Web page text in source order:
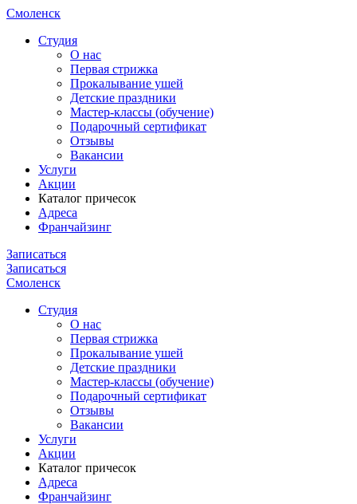
Смоленск
Cтудия
О нас
Первая стрижка
Прокалывание ушей
Детские праздники
Мастер-классы (обучение)
Подарочный сертификат
Отзывы
Вакансии
Услуги
Акции
Каталог причесок
Адреса
Франчайзинг
Записаться
Записаться
Смоленск
Cтудия
О нас
Первая стрижка
Прокалывание ушей
Детские праздники
Мастер-классы (обучение)
Подарочный сертификат
Отзывы
Вакансии
Услуги
Акции
Каталог причесок
Адреса
Франчайзинг